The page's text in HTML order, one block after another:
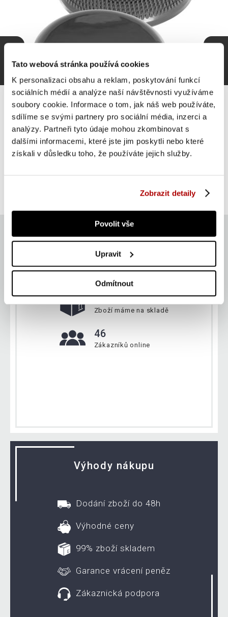
Tato webová stránka používá cookies
K personalizaci obsahu a reklam, poskytování funkcí
sociálních médií a analýze naší návštěvnosti využíváme
soubory cookie. Informace o tom, jak náš web používáte,
sdílíme se svými partnery pro sociální média, inzerci a
analýzy. Partneři tyto údaje mohou zkombinovat s
dalšími informacemi, které jste jim poskytli nebo které
získali v důsledku toho, že používáte jejich služby.
Zobrazit detaily
Povolit vše
Upravit
Odmítnout
MOVIT Balanční polštář na sezení, 33 cm, šedý
Aktuálně
134 228 ks
Zboží máme na skladě
46
Zákazníků online
Výhody nákupu
Dodání zboží do 48h
Výhodné ceny
99% zboží skladem
Garance vrácení peněz
Zákaznická podpora